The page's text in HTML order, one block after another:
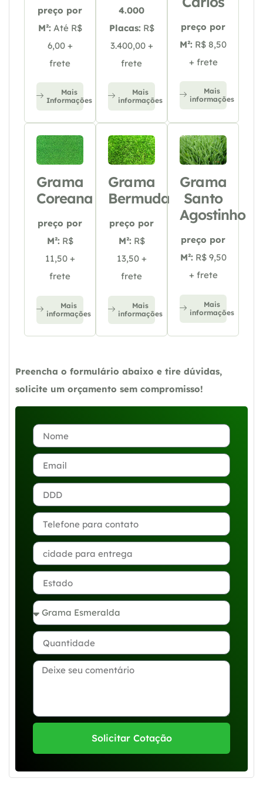
preço por
M²: Até R$
6,00 +
frete
Mais
Informações
4.000
Placas: R$
3.400,00 +
frete
Mais
informações
preço por
M²: R$ 8,50
+ frete
Mais
informações
Grama
Coreana
preço por
M²: R$
11,50 +
frete
Mais
informações
Grama
Bermuda
preço por
M²: R$
13,50 +
frete
Mais
informações
Grama
Santo
Agostinho
preço por
M²: R$ 9,50
+ frete
Mais
informações
Preencha o formulário abaixo e tire dúvidas,
solicite um orçamento sem compromisso!
Solicitar Cotação